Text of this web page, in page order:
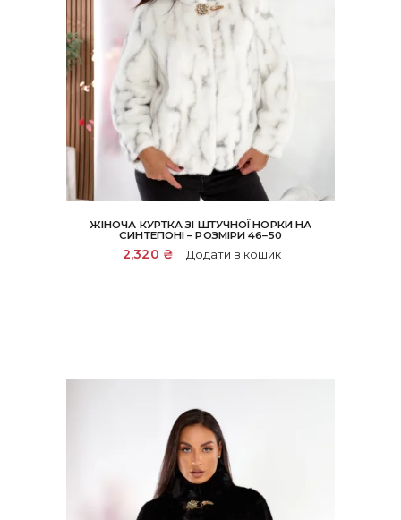
ЖІНОЧА КУРТКА ЗІ ШТУЧНОЇ НОРКИ НА
СИНТЕПОНІ – РОЗМІРИ 46–50
2,320 ₴ Додати в кошик